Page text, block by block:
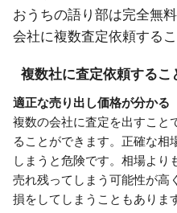
おうちの語り部は完全無
会社に複数査定依頼するこ
複数社に査定依頼するこ
適正な売り出し価格が分かる
複数の会社に査定を出すこと
ることができます。正確な相
しまうと危険です。相場より
売れ残ってしまう可能性が高
損をしてしまうこともありま